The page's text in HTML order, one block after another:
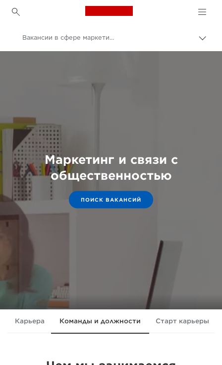
Canon Logo, back to
Вакансии в сфере маркетинга и связей с общественностью
Маркетинг и связи с
общественностью
ПОИСК ВАКАНСИЙ
Карьера Команды и должности Старт карьеры